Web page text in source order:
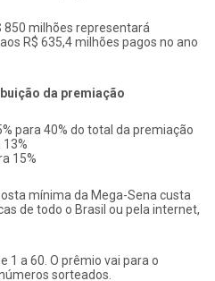
850 milhões representará
R$ 635,4 milhões pagos no ano
da premiação
para 40% do total da premiação
15%
mínima da Mega-Sena custa
de todo o Brasil ou pela internet,
1 a 60. O prêmio vai para o
sorteados.